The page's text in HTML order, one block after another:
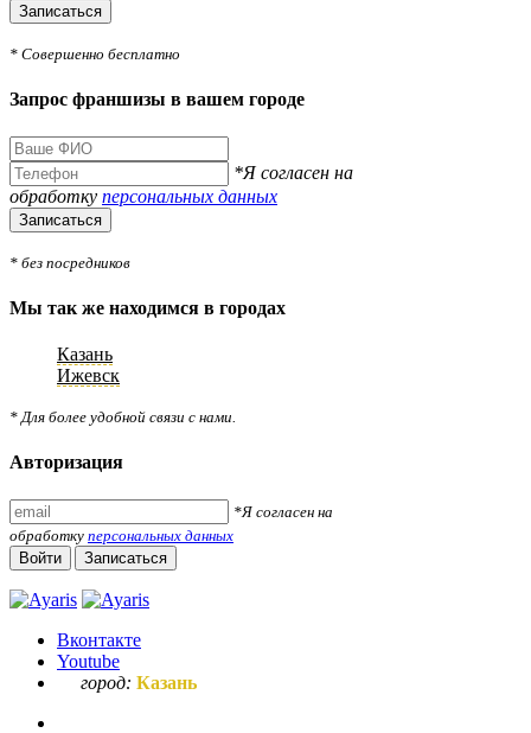
Записаться
* Совершенно бесплатно
Запрос франшизы в вашем городе
*Я согласен на
обработку персональных данных
Записаться
* без посредников
Мы так же находимся в городах
Казань
Ижевск
* Для более удобной связи с нами.
Авторизация
*Я согласен на
обработку персональных данных
Войти
Записаться
Вконтакте
Youtube
город: Казань